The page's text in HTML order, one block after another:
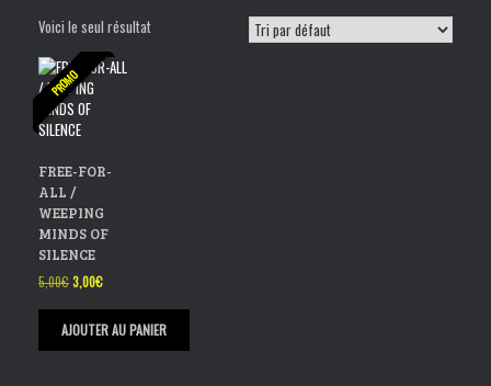
Voici le seul résultat
PROMO
FREE-FOR-
ALL /
WEEPING
MINDS OF
SILENCE
5,00€Le
était :
5,00€.
3,00€Le
est :
3,00€.
AJOUTER AU PANIER